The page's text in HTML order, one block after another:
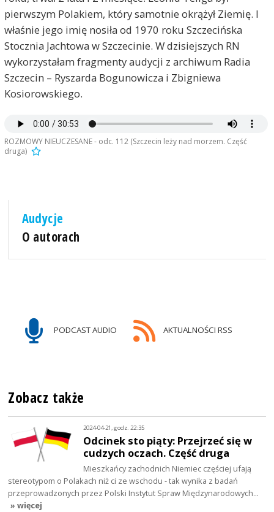
pierwszym Polakiem, który samotnie okrążył Ziemię. I
właśnie jego imię nosiła od 1970 roku Szczecińska
Stocznia Jachtowa w Szczecinie. W dzisiejszych RN
wykorzystałam fragmenty audycji z archiwum Radia
Szczecin – Ryszarda Bogunowicza i Zbigniewa
Kosiorowskiego.
ROZMOWY NIEUCZESANE - odc. 112 (Szczecin leży nad morzem. Część
druga)
Audycje
O autorach
PODCAST AUDIO AKTUALNOŚCI RSS
Zobacz także
2024-04-21, godz. 22:35
Odcinek sto piąty: Przejrzeć się w
cudzych oczach. Część druga
Mieszkańcy zachodnich Niemiec częściej ufają
stereotypom o Polakach niż ci ze wschodu - tak wynika z badań
przeprowadzonych przez Polski Instytut Spraw Międzynarodowych…
» więcej